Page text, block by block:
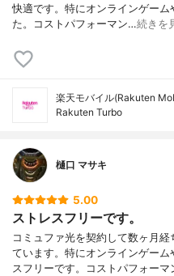
快適です。特にオンラインゲー
た。コストパフォーマン…続きを
楽天モバイル(Rakuten
Rakuten Turbo
樋口 マサキ
5.00
ストレスフリーです。
コミュファ光を契約して数ヶ月
ています。特にオンラインゲー
スフリーです。コストパフォー